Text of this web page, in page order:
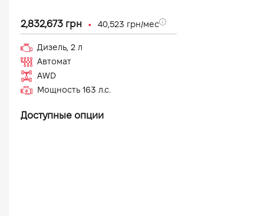
2,832,673 грн • 40,523 грн/мес
Дизель, 2 л
Автомат
AWD
Мощность 163 л.с.
Доступные опции